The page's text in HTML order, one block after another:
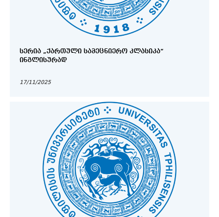
ᲡᲔᲠᲘᲐ „ᲥᲐᲠᲗᲣᲚᲘ ᲡᲐᲛᲔᲪᲜᲘᲔᲠᲝ ᲙᲚᲐᲡᲘᲙᲐ“
ᲘᲜᲒᲚᲘᲡᲣᲠᲐᲓ
17/11/2025